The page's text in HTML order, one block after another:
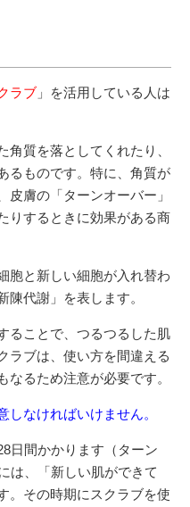
ラブ 」を活用している人は
角質を落としてくれたり、
るものです。特に、角質が
膚の「ターンオーバー」
りするときに効果がある商
胞と新しい細胞が入れ替わ
陳代謝」を表します。
ることで、つるつるした肌
ラブは、使い方を間違える
なるため注意が必要です。
しなければいけません。
日間かかります（ターン
は、「新しい肌ができて
。その時期にスクラブを使